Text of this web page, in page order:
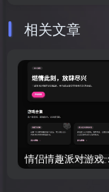
相关文章